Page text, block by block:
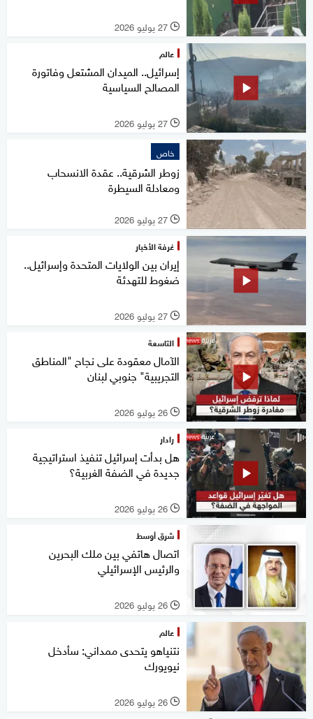
l 27 يوليو 2026
عالم
إسرائيل.. الميدان المشتعل وفاتورة
المصالح السياسية
l 27 يوليو 2026
خاص
زوطر الشرقية.. عقدة الانسحاب
ومعادلة السيطرة
l 27 يوليو 2026
غرفة الأخبار
إيران بين الولايات المتحدة وإسرائيل..
ضغوط للتهدئة
l 27 يوليو 2026
التاسعة
الآمال معقودة على نجاح "المناطق
التجريبية" جنوبي لبنان
l 26 يوليو 2026
رادار
هل بدأت إسرائيل تنفيذ استراتيجية
جديدة في الضفة الغربية؟
l 26 يوليو 2026
شرق أوسط
اتصال هاتفي بين ملك البحرين
والرئيس الإسرائيلي
l 26 يوليو 2026
عالم
نتنياهو يتحدى ممداني: سأدخل
نيويورك
l 26 يوليو 2026